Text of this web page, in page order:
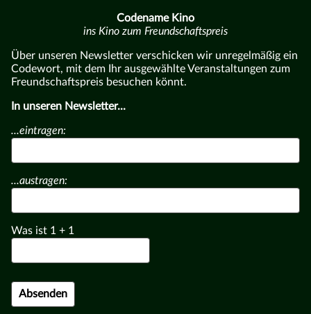
Codename Kino
ins Kino zum Freundschaftspreis
Über unseren Newsletter verschicken wir unregelmäßig ein
Codewort, mit dem Ihr ausgewählte Veranstaltungen zum
Freundschaftspreis besuchen könnt.
In unseren Newsletter...
...eintragen:
...austragen:
Was ist 1 + 1